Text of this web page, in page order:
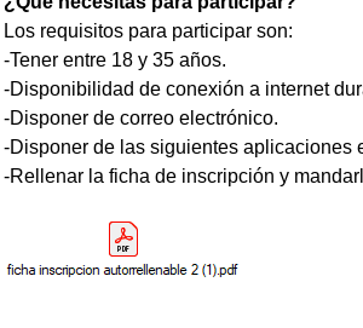
Los requisitos para participar son:
-Tener entre 18 y 35 años.
-Disponibilidad de conexión a internet
-Disponer de correo electrónico.
-Disponer de las siguientes aplicaciones
-Rellenar la ficha de inscripción y